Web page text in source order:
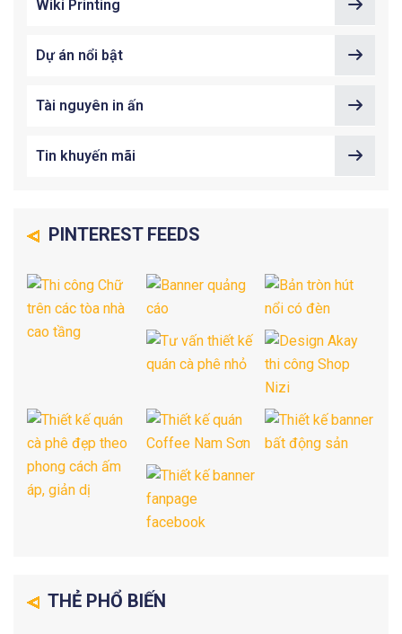
Wiki Printing
Dự án nổi bật
Tài nguyên in ấn
Tin khuyến mãi
PINTEREST FEEDS
THẺ PHỔ BIẾN